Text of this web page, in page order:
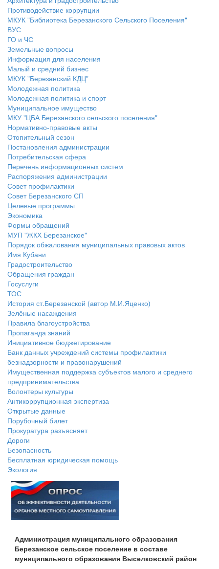
Противодействие коррупции
МКУК "Библиотека Березанского Сельского Поселения"
ВУС
ГО и ЧС
Земельные вопросы
Информация для населения
Малый и средний бизнес
МКУК "Березанский КДЦ"
Молодежная политика
Молодежная политика и спорт
Муниципальное имущество
МКУ "ЦБА Березанского сельского поселения"
Нормативно-правовые акты
Отопительный сезон
Постановления администрации
Потребительская сфера
Перечень информационных систем
Распоряжения администрации
Совет профилактики
Совет Березанского СП
Целевые программы
Экономика
Формы обращений
МУП "ЖКХ Березанское"
Порядок обжалования муниципальных правовых актов
Имя Кубани
Градостроительство
Обращения граждан
Госуслуги
ТОС
История ст.Березанской (автор М.И.Яценко)
Зелёные насаждения
Правила благоустройства
Пропаганда знаний
Инициативное бюджетирование
Банк данных учреждений системы профилактики
безнадзорности и правонарушений
Имущественная поддержка субъектов малого и среднего
предпринимательства
Волонтеры культуры
Антикоррупционная экспертиза
Открытые данные
Порубочный билет
Прокуратура разъясняет
Дороги
Безопасность
Бесплатная юридическая помощь
Экология
Администрация муниципального образования
Березанское сельское поселение в составе
муниципального образования Выселковский район